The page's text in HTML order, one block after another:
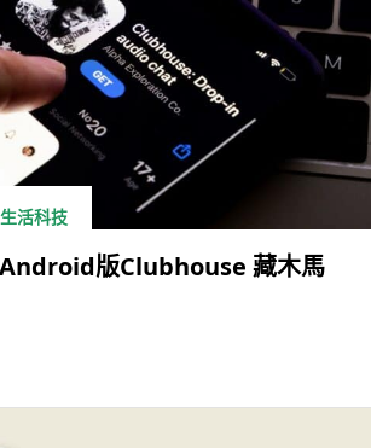
生活科技
版Clubhouse 藏木馬